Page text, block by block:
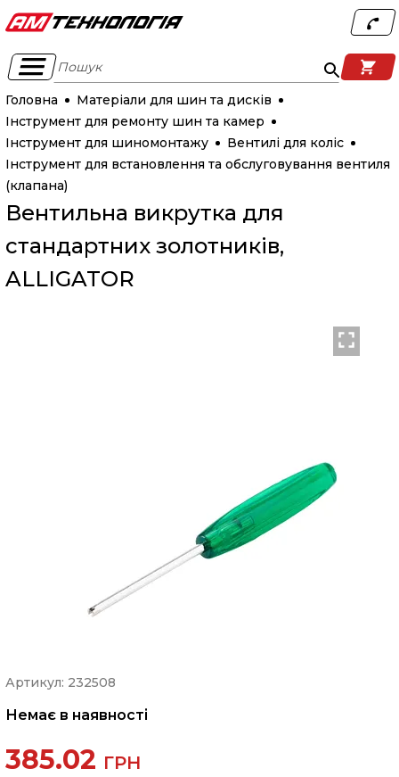
Пошук
Головна
Матеріали для шин та дисків
Інструмент для ремонту шин та камер
Інструмент для шиномонтажу
Вентилі для коліс
Інструмент для встановлення та обслуговування вентиля
(клапана)
Вентильна викрутка для
стандартних золотників,
ALLIGATOR
Артикул: 232508
Немає в наявності
385.02 ГРН